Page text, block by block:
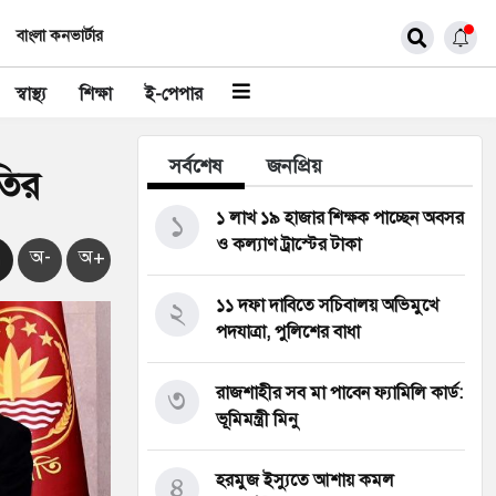
বাংলা কনভার্টার
স্বাস্থ্য শিক্ষা ই-পেপার
অ- অ+
সর্বশেষ জনপ্রিয়
১ লাখ ১৯ হাজার শিক্ষক পাচ্ছেন অবসর
ও কল্যাণ ট্রাস্টের টাকা
১
১১ দফা দাবিতে সচিবালয় অভিমুখে
পদযাত্রা, পুলিশের বাধা
২
রাজশাহীর সব মা পাবেন ফ্যামিলি কার্ড:
ভূমিমন্ত্রী মিনু
৩
হরমুজ ইস্যুতে আশায় কমল
৪